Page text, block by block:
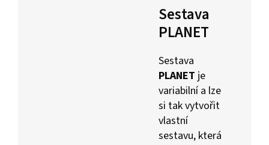
Sestava
PLANET
Sestava
PLANET je
variabilní a lze
si tak vytvořit
vlastní
sestavu, která